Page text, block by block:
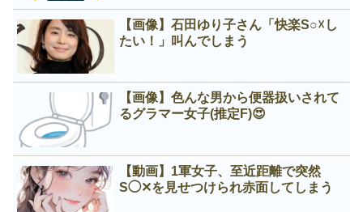
【画像】石田ゆり子さん「快楽S○☓し
たい！」叫んでしまう
【画像】色んな男から便器扱いされて
るグラマー女子(推定F)😍
【動画】1軍女子、至近距離で突然
S◯✕を見せつけられ赤面してしまう